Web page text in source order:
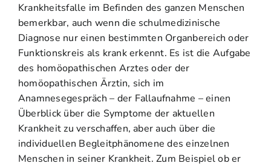
Krankheitsfalle im Befinden des ganzen Menschen
bemerkbar, auch wenn die schulmedizinische
Diagnose nur einen bestimmten Organbereich oder
Funktionskreis als krank erkennt. Es ist die Aufgabe
des homöopathischen Arztes oder der
homöopathischen Ärztin, sich im
Anamnesegespräch – der Fallaufnahme – einen
Überblick über die Symptome der aktuellen
Krankheit zu verschaffen, aber auch über die
individuellen Begleitphänomene des einzelnen
Menschen in seiner Krankheit. Zum Beispiel ob er